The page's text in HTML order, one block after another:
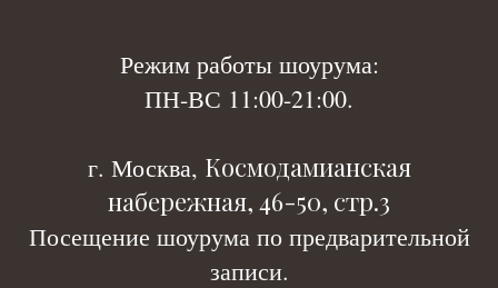
Режим работы шоурума:
ПН-ВС 11:00-21:00.
г. Москва, Космодамианская
набережная, 46-50, стр.3
Посещение шоурума по предварительной
записи.